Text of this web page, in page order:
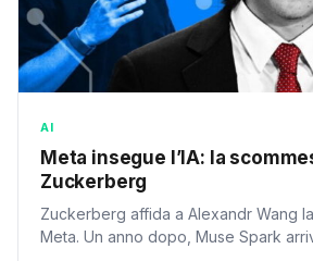
AI
Meta insegue l’IA: la
Zuckerberg
Zuckerberg affida a Alexandr Wang
Meta. Un anno dopo, Muse Spark